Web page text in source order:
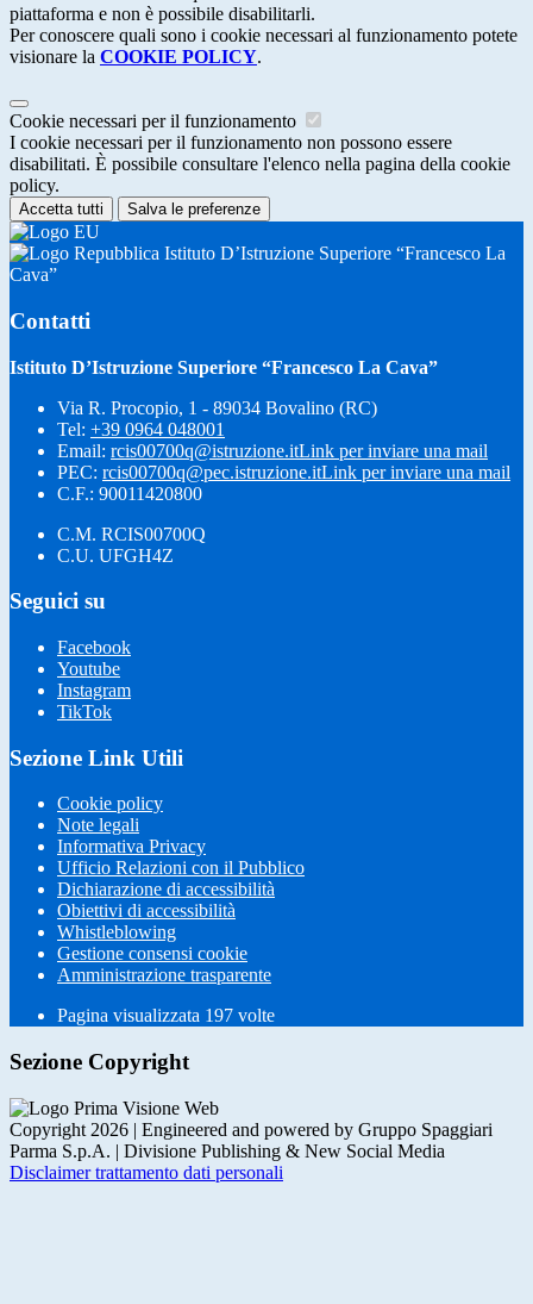
piattaforma e non è possibile disabilitarli.
Per conoscere quali sono i cookie necessari al funzionamento potete
visionare la COOKIE POLICY.
Cookie necessari per il funzionamento
I cookie necessari per il funzionamento non possono essere
disabilitati. È possibile consultare l'elenco nella pagina della cookie
policy.
Accetta tutti Salva le preferenze
Istituto D’Istruzione Superiore “Francesco La
Cava”
Contatti
Istituto D’Istruzione Superiore “Francesco La Cava”
Via R. Procopio, 1 - 89034 Bovalino (RC)
Tel: +39 0964 048001
Email: rcis00700q@istruzione.itLink per inviare una mail
PEC: rcis00700q@pec.istruzione.itLink per inviare una mail
C.F.: 90011420800
C.M. RCIS00700Q
C.U. UFGH4Z
Seguici su
Facebook
Youtube
Instagram
TikTok
Sezione Link Utili
Cookie policy
Note legali
Informativa Privacy
Ufficio Relazioni con il Pubblico
Dichiarazione di accessibilità
Obiettivi di accessibilità
Whistleblowing
Gestione consensi cookie
Amministrazione trasparente
Pagina visualizzata 197 volte
Sezione Copyright
Copyright 2026 | Engineered and powered by Gruppo Spaggiari
Parma S.p.A. | Divisione Publishing & New Social Media
Disclaimer trattamento dati personali